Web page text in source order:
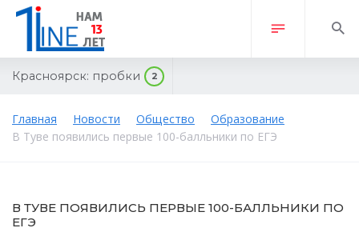
Красноярск: пробки 2
Главная Новости Общество
Образование
В Туве появились первые 100-балльники по ЕГЭ
В ТУВЕ ПОЯВИЛИСЬ ПЕРВЫЕ 100-БАЛЛЬНИКИ ПО
ЕГЭ